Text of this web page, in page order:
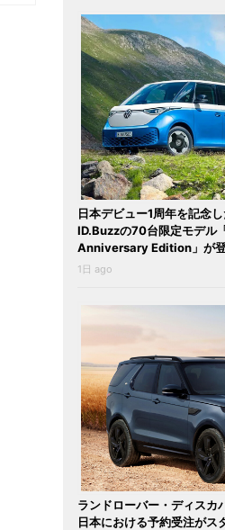
日本デビュー1周年を記念
ID.Buzzの70台限定モデル
Anniversary Edition」が
1日 ago
ランドローバー・ディス
日本における予約受注がス